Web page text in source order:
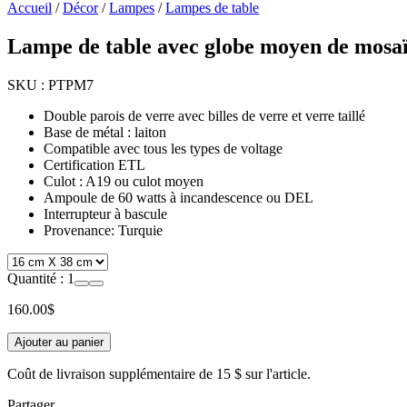
Accueil /Décor/Lampes /Lampes de table
Lampe de table avec globe moyen de
SKU : PTPM7
Double parois de verre avec billes de verre et verre taillé
Base de métal : laiton
Compatible avec tous les types de voltage
Certification ETL
Culot : A19 ou culot moyen
Ampoule de 60 watts à incandescence ou DEL
Interrupteur à bascule
Provenance: Turquie
Quantité : 1
160.00$
Ajouter au panier
Coût de livraison supplémentaire de 15 $ sur l'article.